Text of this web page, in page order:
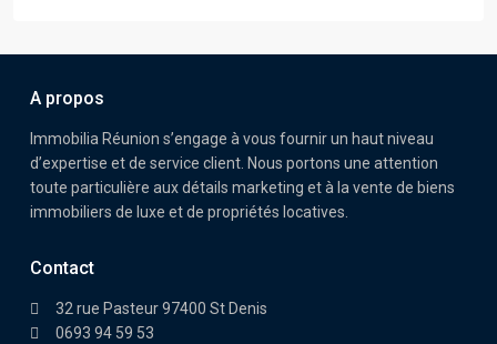
A propos
Immobilia Réunion s’engage à vous fournir un haut niveau
d’expertise et de service client. Nous portons une attention
toute particulière aux détails marketing et à la vente de biens
immobiliers de luxe et de propriétés locatives.
Contact
32 rue Pasteur 97400 St Denis
0693 94 59 53